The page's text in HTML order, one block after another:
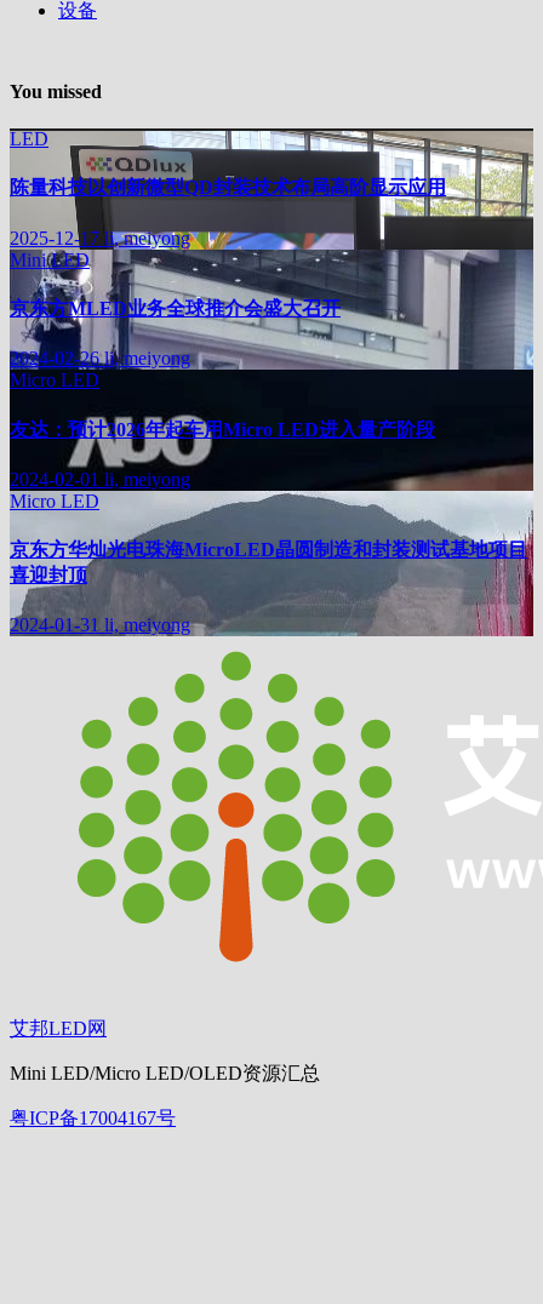
设备
You missed
LED
陈量科技以创新微型QD封装技术布局高阶显示应用
2025-12-17 li, meiyong
Mini LED
京东方MLED业务全球推介会盛大召开
2024-02-26li, meiyong
Micro LED
友达：预计2026年起车用Micro LED进入量产阶段
2024-02-01 li, meiyong
Micro LED
京东方华灿光电珠海MicroLED晶圆制造和封装测试基地项目
喜迎封顶
2024-01-31 li, meiyong
艾邦LED网
Mini LED/Micro LED/OLED资源汇总
粤ICP备17004167号